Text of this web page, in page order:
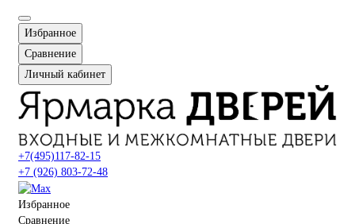
Избранное
Сравнение
Личный кабинет
+7(495)117-82-15
+7 (926) 803-72-48
Избранное
Сравнение